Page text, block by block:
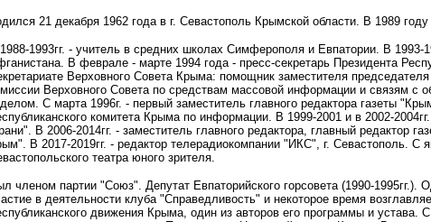
21 декабря 1962 года в г. Севастополь Крымской области. В 1989
1993гг. - учитель в средних школах Симферополя и Евпатории. В
В феврале - марте 1994 года - пресс-секретарь Президента
Верховного Совета Крыма: помощник заместителя
Верховного Совета по средствам массовой информации и связям
С марта 1996г. - первый заместитель главного редактора газеты
комитета Крыма по информации. В 1999-2001 и в 2002-
В 2006-2014гг. - заместитель главного редактора, главный редактор
В 2017-2019гг. - редактор телерадиокомпании "ИКС", г. Севастополь. С
театра юного зрителя.
членом партии "Союз". Депутат Евпаторийского горсовета (1990-
в деятельности клуба "Справедливость" и некоторое время
движения Крыма, один из авторов его программы и